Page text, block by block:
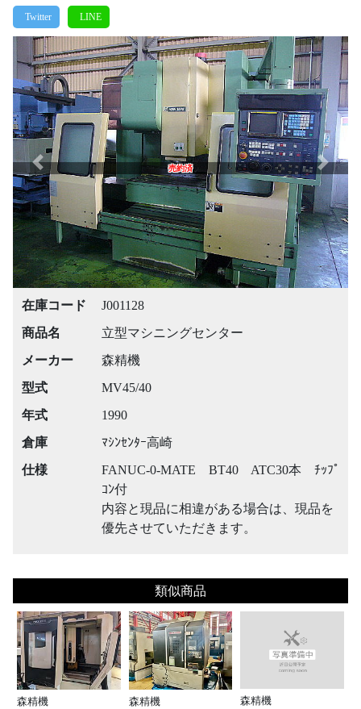
売約済
Previous Next
在庫コード
J001128
商品名
立型マシニングセンター
メーカー
森精機
型式
MV45/40
年式
1990
倉庫
ﾏｼﾝｾﾝﾀｰ高崎
仕様
FANUC-0-MATE BT40 ATC30本 ﾁｯﾌﾟ
ｺﾝ付
内容と現品に相違がある場合は、現品を
優先させていただきます。
類似商品
森精機
森精機
森精機